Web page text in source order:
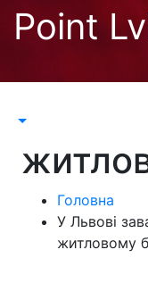
Перейти
Point
Головна
У Львові
житловому